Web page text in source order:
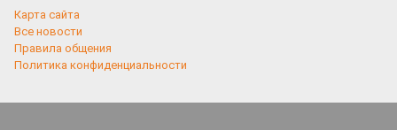
Карта сайта
Все новости
Правила общения
Политика конфиденциальности